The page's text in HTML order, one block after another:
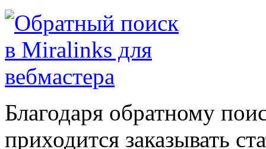
Благодаря обратному
приходится заказывать